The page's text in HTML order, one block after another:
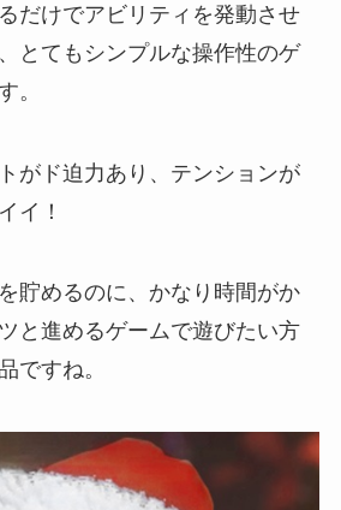
だけでアビリティを発動させ
、とてもシンプルな操作性のゲ
。
がド迫力あり 、テンションが
イ！
貯めるのに、かなり時間がか
と進めるゲームで遊びたい方
ですね。